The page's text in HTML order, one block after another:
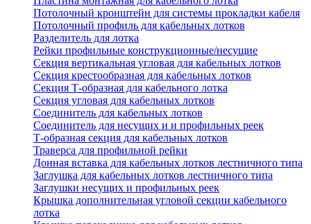
Потолочный кронштейн для системы прокладки кабеля
Потолочный профиль для кабельных лотков
Разделитель для лотка
Рейки профильные конструкционные/несущие
Секция вертикальная угловая для кабельных лотков
Секция крестообразная для кабельных лотков
Секция Т-образная для кабельного лотка
Секция угловая для кабельных лотков
Соединитель для кабельных лотков
Соединитель для несущих и и профильных реек
Т-образная секция для кабельных лотков
Траверса для профильной рейки
Донная вставка для кабельных лотков лестничного типа
Заглушка для кабельных лотков лестничного типа
Заглушки несущих и профильных реек
Крышка дополнительная угловой секции кабельного
лотка